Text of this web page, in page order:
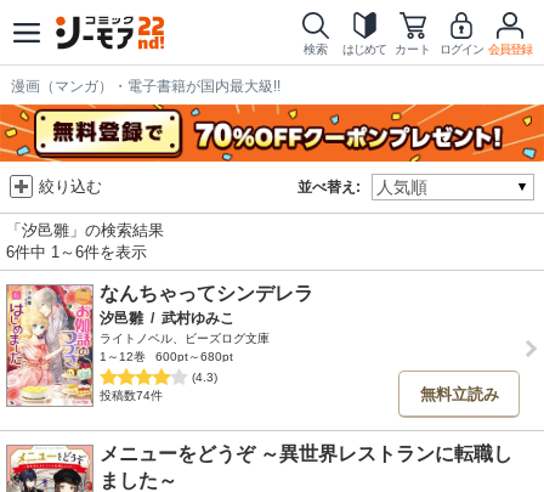
検索 はじめて カート ログイン 会員登録
漫画（マンガ）・電子書籍が国内最大級!!
並べ替え:
絞り込む
「汐邑雛」の検索結果
6件中 1～6件を表示
なんちゃってシンデレラ
汐邑雛 / 武村ゆみこ
ライトノベル、ビーズログ文庫
1～12巻
600pt～680pt
(4.3)
投稿数74件
無料立読み
メニューをどうぞ ～異世界レストランに転職し
ました～